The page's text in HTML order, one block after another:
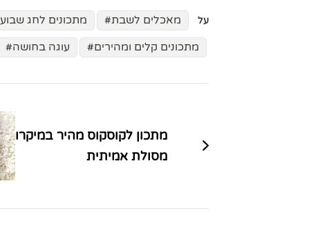
על מאכלים לשבת מתכונים לחג
מתכונים קלים ומהירים
עוגה בחושה
מתכון לקוסקוס מהיר במיקרו
מסולת אמיתית